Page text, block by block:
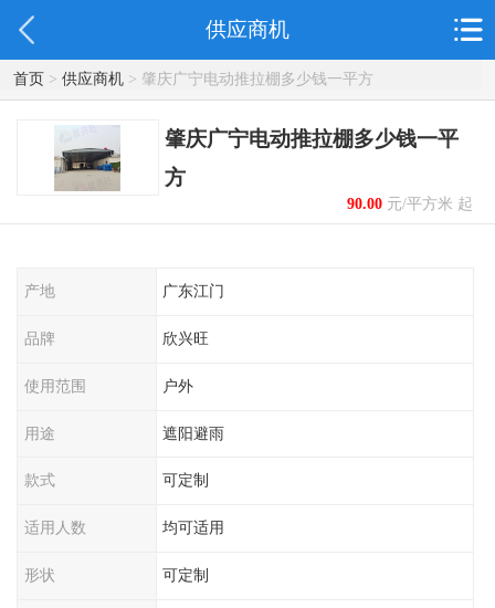
供应商机
首页> 供应商机> 肇庆广宁电动推拉棚多少钱一平方
肇庆广宁电动推拉棚多少钱一平
方
90.00元/平方米 起
产地 广东江门
品牌 欣兴旺
使用范围 户外
用途 遮阳避雨
款式 可定制
适用人数 均可适用
形状 可定制